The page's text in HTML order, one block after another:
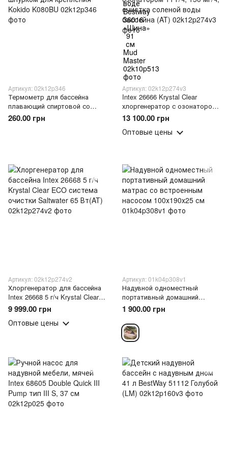
Артикул: 02k12p346
Термометр для бассейна
плавающий спиртовой со
шнурком для крепления
Kokido K080BU
260.00 грн
Артикул: 02k12p274v3
Intex 26666 Krystal Clear
хлоргенератор с озонатором
11 г/ч, 150 мг/ч, очистка
соленой воды бассейна (AT)
13 100.00 грн
Оптовые цены
Артикул: 02k12p274v2
Хлоргенератор для бассейна
Intex 26668 5 г/ч Krystal Clear
ECO система очистки
Saltwater 65 Вт(AT)
9 999.00 грн
Оптовые цены
Артикул: 01k04p308v1
Надувной одноместный
портативный домашний
матрас со встроенным
насосом 100х190х25 см
1 900.00 грн